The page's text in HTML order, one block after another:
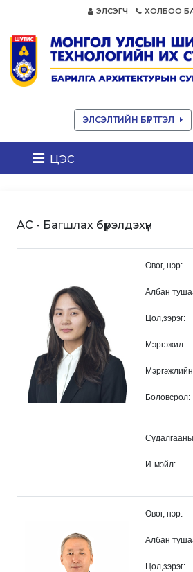
ЭЛСЭГЧ ХОЛБОО
ЭЛСЭЛТИЙН БҮРТГЭЛ
цэс
АС - Багшлах бүрэлдэхүүн
Овог, нэр:
Албан
Цол,зэрэг:
Мэргэжил:
Мэргэжлийн
Боловсрол:
И-мэйл:
Овог, нэр:
Албан
Цол,зэрэг: